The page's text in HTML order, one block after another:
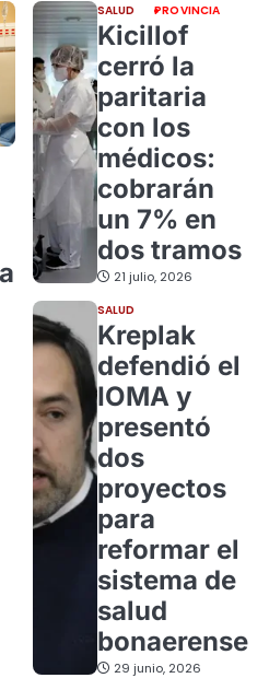
SALUD PROVINCIA
Kicillof
cerró la
paritaria
con los
médicos:
cobrarán
un 7% en
dos tramos
21 julio, 2026
SALUD
Kreplak
defendió el
IOMA y
presentó
dos
proyectos
para
reformar el
sistema de
salud
bonaerense
29 junio, 2026